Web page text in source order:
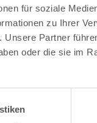
für soziale
zu Ihrer
Partner
oder die sie im